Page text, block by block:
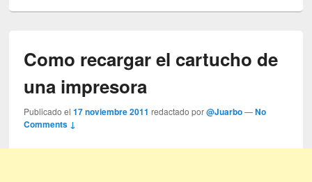
Como recargar el cartucho de
una impresora
Publicado el17 noviembre 2011 redactado por@Juarbo —No
Comments ↓